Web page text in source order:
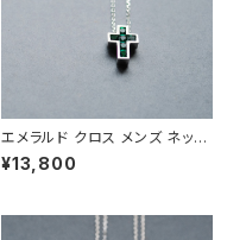
エメラルド クロス メンズ ネック
レス シルバー925
¥13,800